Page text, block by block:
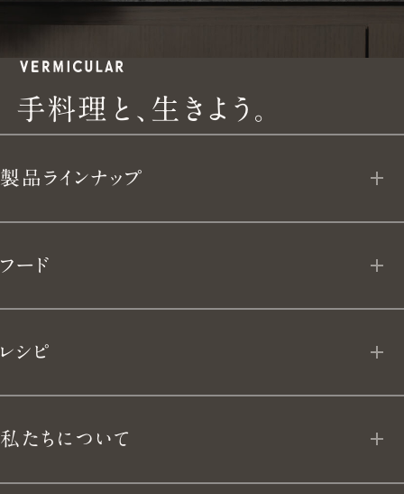
手
と、
生
き
よ
う。
手料理 と 、 生 き よ う 。
製品ラインナップ
ライスポット
フライパン
ユキヒラ
フード
レシピ
App Download
私たちについて